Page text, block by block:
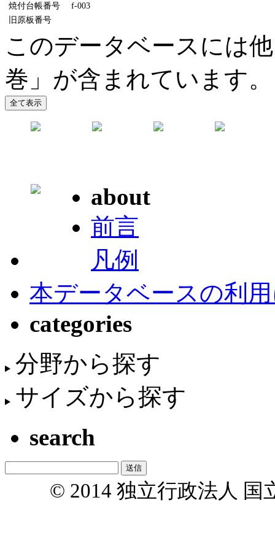
焼付台帳番号
f-003
旧原板番号
このデータベースには
巻」が含まれています。
about
前言
凡例
本データベースの利
categories
分野から探す
サイズから探す
search
© 2014 独立行政法人 国